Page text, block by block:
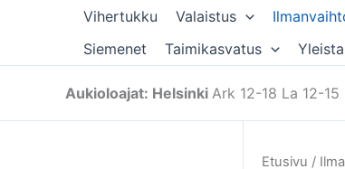
Vihertukku Valaistus
Siemenet
Taimikasvatus
Aukioloajat: Helsinki Ark 12-18 La 12-15
Etusivu /